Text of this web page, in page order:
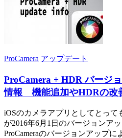
ProCamera アップデート
ProCamera + HDR バージ
情報 機能追加やHDRの改
iOSのカメラアプリとしてとって
が2016年6月1日のバージョンアッ
ProCameraのバージョンアップ